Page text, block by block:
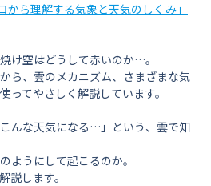
から理解する気象と天気のしくみ」
け空はどうして赤いのか…。
ら、雲のメカニズム、さまざまな気
ってやさしく解説しています。
こんな天気になる…」という、雲で知
ようにして起こるのか。
説します。